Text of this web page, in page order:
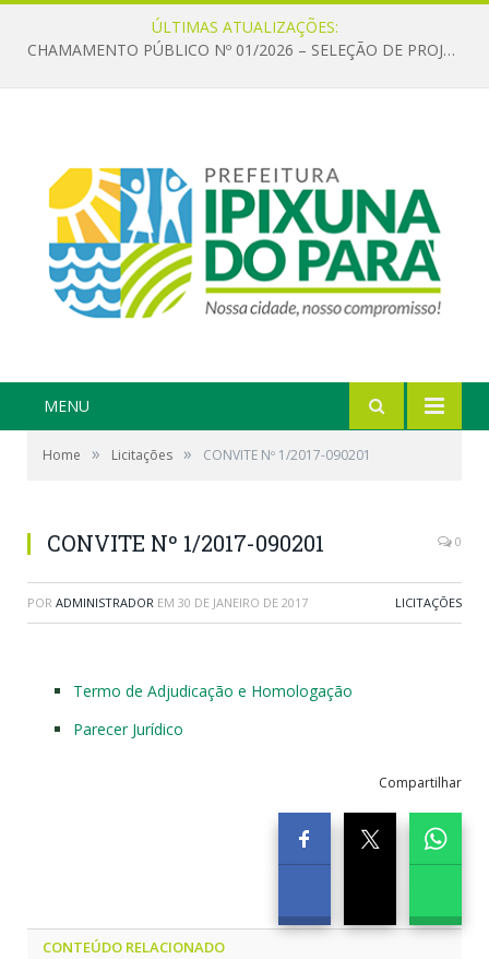
ÚLTIMAS ATUALIZAÇÕES:
CHAMAMENTO PÚBLICO Nº 01/2026 – SELEÇÃO DE PROJETOS PARA FIRMAR TERMO DE EXECUÇÃO CULTURAL COM RECURSOS DA POLÍTICA NACIONAL ALDIR BLANC DE FOMENTO À CULTURA – PNAB (LEI Nº 14.399/2022)
MENU
Home » Licitações » CONVITE Nº 1/2017-090201
CONVITE Nº 1/2017-090201 0
POR ADMINISTRADOR EM 30 DE JANEIRO DE 2017 LICITAÇÕES
Termo de Adjudicação e Homologação
Parecer Jurídico
Compartilhar
CONTEÚDO RELACIONADO